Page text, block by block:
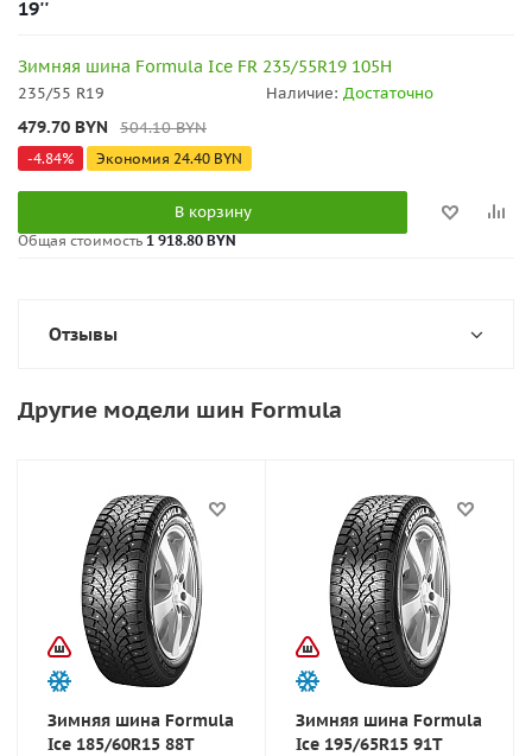
19''
Зимняя шина Formula Ice FR 235/55R19 105H
235/55 R19 Наличие: Достаточно
479.70 BYN 504.10BYN
-4.84% Экономия 24.40 BYN
В корзину
Общая стоимость 1 918.80 BYN
Отзывы
Другие модели шин Formula
Зимняя шина Formula
Ice 185/60R15 88T
Зимняя шина Formula
Ice 195/65R15 91T